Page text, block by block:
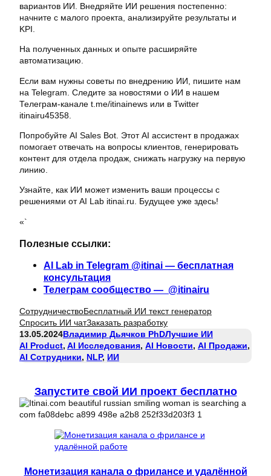
вариантов ИИ. Внедряйте ИИ решения постепенно:
начните с малого проекта, анализируйте результаты и
KPI.
На полученных данных и опыте расширяйте
автоматизацию.
Если вам нужны советы по внедрению ИИ, пишите нам
на Telegram. Следите за новостями о ИИ в нашем
Телеграм-канале t.me/itinainews или в Twitter
itinairu45358.
Попробуйте AI Sales Bot. Этот AI ассистент в продажах
помогает отвечать на вопросы клиентов, генерировать
контент для отдела продаж, снижать нагрузку на первую
линию.
Узнайте, как ИИ может изменить ваши процессы с
решениями от AI Lab itinai.ru. Будущее уже здесь!
«`
Полезные ссылки:
AI Lab in Telegram @itinai — бесплатная
консультация
Телеграм сообщество — @itinairu
СотрудничествоБесплатный ИИ текст генератор
Спросить ИИ чатЗаказать разработку
13.05.2024Владимир Дьячков PhDЛучшие ИИ
AI Product, AI Исследования, AI Новости, AI Продажи
AI Сотрудники, NLP, ИИ
Запустите свой ИИ проект бесплатно
Монетизация канала о фрилансе и удалённой